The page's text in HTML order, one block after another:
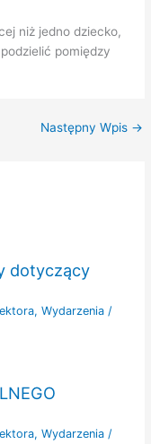
niż jedno dziecko,
pomiędzy
Następny Wpis →
dotyczący
, Wydarzenia/
, Wydarzenia/